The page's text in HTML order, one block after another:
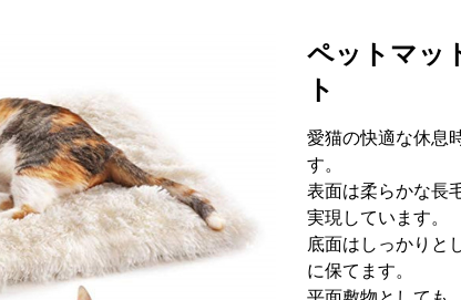
ペットマッ
ト
愛猫の快適な休息
す。
表面は柔らかな長
実現しています。
底面はしっかりと
に保てます。